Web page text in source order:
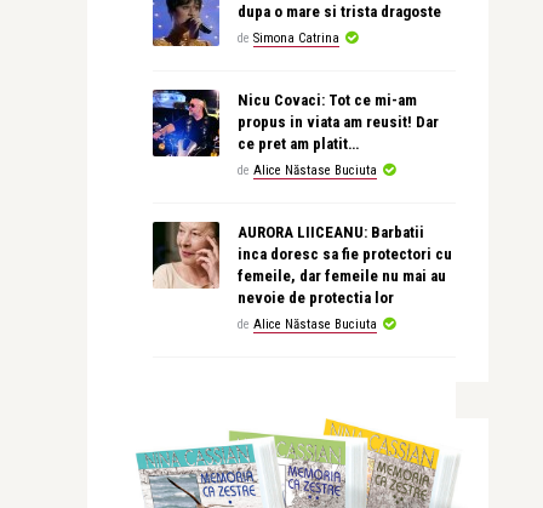
dupa o mare si trista dragoste
de Simona Catrina
Nicu Covaci: Tot ce mi-am
propus in viata am reusit! Dar
ce pret am platit…
de Alice Năstase Buciuta
AURORA LIICEANU: Barbatii
inca doresc sa fie protectori cu
femeile, dar femeile nu mai au
nevoie de protectia lor
de Alice Năstase Buciuta